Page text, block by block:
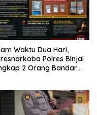
Waktu Dua Hari,
Polres Binjai
2 Orang Bandar